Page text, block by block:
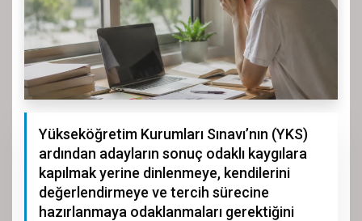
Yükseköğretim Kurumları Sınavı’nın (YKS)
ardından adayların sonuç odaklı kaygılara
kapılmak yerine dinlenmeye, kendilerini
değerlendirmeye ve tercih sürecine
hazırlanmaya odaklanmaları gerektiğini